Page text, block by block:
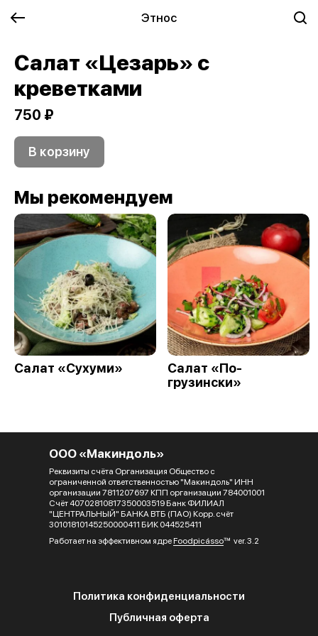
Этнос
Салат «Цезарь» с
креветками
750 ₽
В корзину
Мы рекомендуем
Салат «Сухуми»
Салат «По-
грузински»
ООО «Макиндоль»
Реквизиты счёта Организация Общество с
ограниченной ответственностью "Макиндоль" ИНН
организации 7811207697 КПП организации 784001001
Счёт 40702810817350003519 Банк ФИЛИАЛ
"ЦЕНТРАЛЬНЫЙ" БАНКА ВТБ (ПАО) Корр. счёт
30101810145250000411 БИК 044525411
Работает на эффективном ядреFoodpicássover. 3.2
Политика конфиденциальности
Публичная оферта